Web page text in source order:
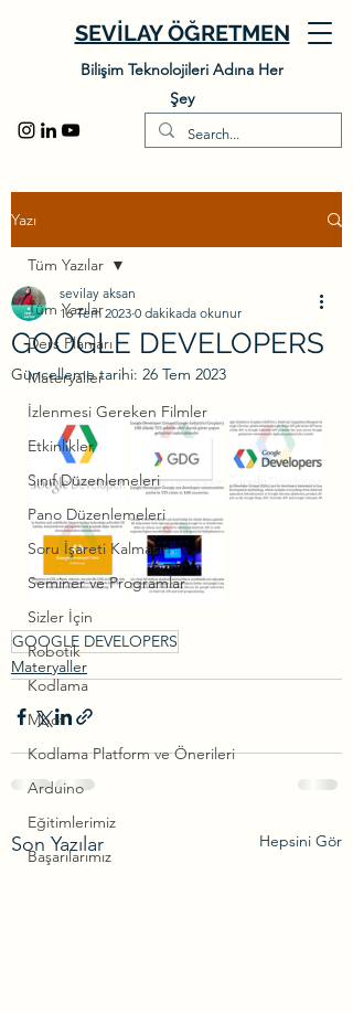
SEVİLAY ÖĞRETMEN
Bilişim Teknolojileri Adına Her
Şey
Yazı
Tüm Yazılar
Ders Planları
Materyaller
İzlenmesi Gereken Filmler
Etkinlikler
Sınıf Düzenlemeleri
Pano Düzenlemeleri
Soru İşareti Kalmasın
Seminer ve Programlar
Sizler İçin
Robotik
Kodlama
Mbot
Kodlama Platform ve Önerileri
Arduino
Eğitimlerimiz
Başarılarımız
Tüm Yazılar
GOOGLE DEVELOPERS
sevilay aksan
16 Tem 2023 0 dakikada okunur
Güncelleme tarihi: 26 Tem 2023
GOOGLE DEVELOPERS
Materyaller
Son Yazılar Hepsini Gör